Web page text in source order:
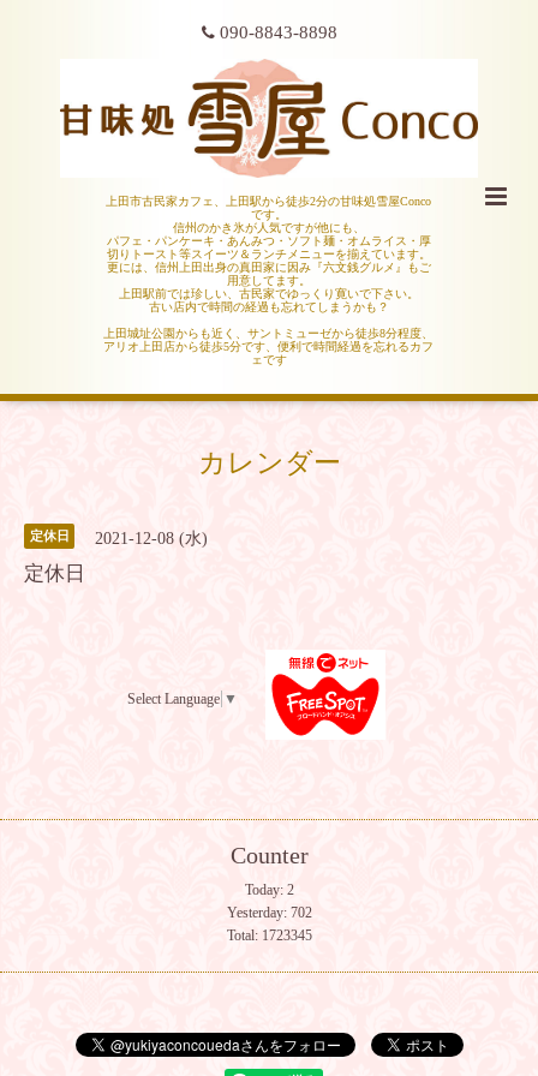
090-8843-8898
上田市古民家カフェ、上田駅から徒歩2分の甘味処雪屋Conco
です。
信州のかき氷が人気ですが他にも、
パフェ・パンケーキ・あんみつ・ソフト麺・オムライス・厚
切りトースト等スイーツ＆ランチメニューを揃えています。
更には、信州上田出身の真田家に因み『六文銭グルメ』もご
用意してます。
上田駅前では珍しい、古民家でゆっくり寛いで下さい。
古い店内で時間の経過も忘れてしまうかも？
上田城址公園からも近く、サントミューゼから徒歩8分程度、
アリオ上田店から徒歩5分です、便利で時間経過を忘れるカフ
ェです
カレンダー
定休日 2021-12-08 (水)
定休日
Select Language ▼
Counter
Today: 2
Yesterday: 702
Total: 1723345